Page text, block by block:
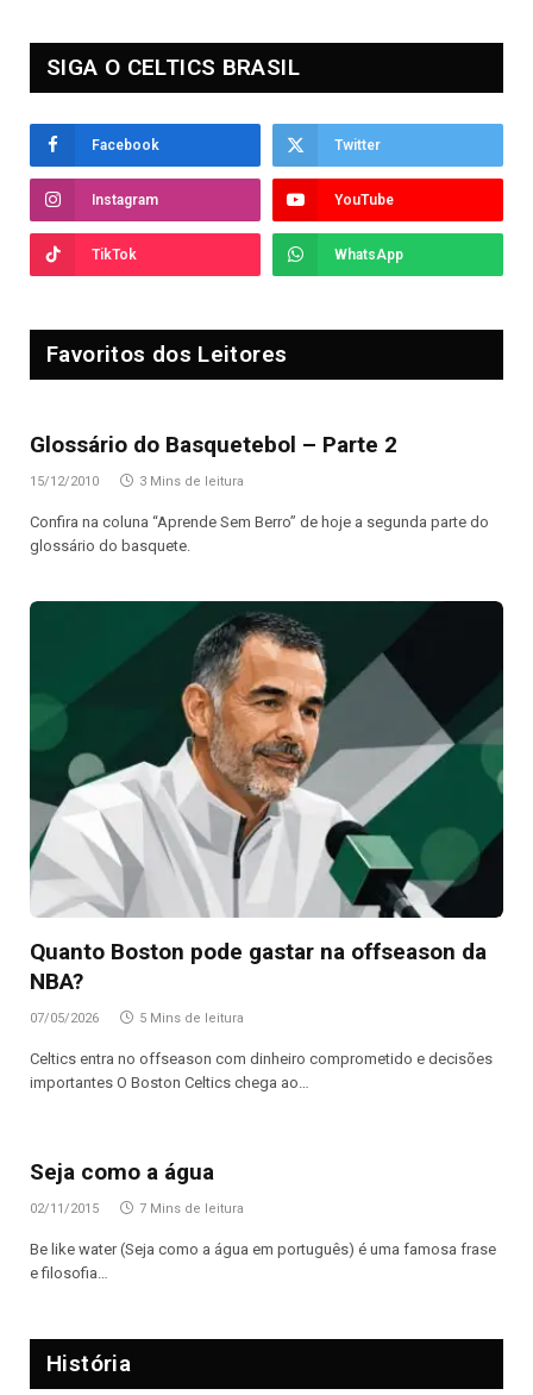
SIGA O CELTICS BRASIL
Facebook Twitter
Instagram YouTube
TikTok WhatsApp
Favoritos dos Leitores
Glossário do Basquetebol – Parte 2
15/12/2010 3 Mins de leitura
Confira na coluna “Aprende Sem Berro” de hoje a segunda parte do
glossário do basquete.
Quanto Boston pode gastar na offseason da
NBA?
07/05/2026 5 Mins de leitura
Celtics entra no offseason com dinheiro comprometido e decisões
importantes O Boston Celtics chega ao…
Seja como a água
02/11/2015 7 Mins de leitura
Be like water (Seja como a água em português) é uma famosa frase
e filosofia…
História